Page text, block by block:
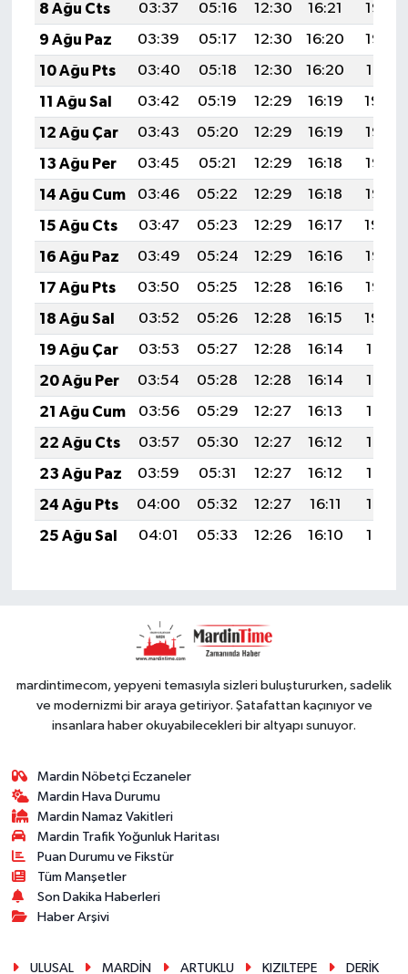
8 Ağu Cts
03:37 05:16 12:30 16:21
19:33
9 Ağu Paz
03:39 05:17 12:30 16:20
19:32
10 Ağu Pts
03:40 05:18 12:30 16:20
19:31
11 Ağu Sal
03:42 05:19 12:29 16:19
19:30
12 Ağu Çar
03:43 05:20 12:29 16:19
19:28
13 Ağu Per
03:45 05:21 12:29 16:18
19:27
14 Ağu Cum
03:46 05:22 12:29 16:18
19:26
15 Ağu Cts
03:47 05:23 12:29 16:17
19:24
16 Ağu Paz
03:49 05:24 12:29 16:16
19:23
17 Ağu Pts
03:50 05:25 12:28 16:16
19:22
18 Ağu Sal
03:52 05:26 12:28 16:15
19:20
19 Ağu Çar
03:53 05:27 12:28 16:14
19:19
20 Ağu Per
03:54 05:28 12:28 16:14
19:18
21 Ağu Cum
03:56 05:29 12:27 16:13
19:16
22 Ağu Cts
03:57 05:30 12:27 16:12
19:15
23 Ağu Paz
03:59 05:31 12:27 16:12
19:13
24 Ağu Pts
04:00 05:32 12:27 16:11
19:12
25 Ağu Sal
04:01 05:33 12:26 16:10 19:10
mardintimecom, yepyeni temasıyla sizleri buluştururken, sadelik
ve modernizmi bir araya getiriyor. Şatafattan kaçınıyor ve
insanlara haber okuyabilecekleri bir altyapı sunuyor.
Mardin Nöbetçi Eczaneler
Mardin Hava Durumu
Mardin Namaz Vakitleri
Mardin Trafik Yoğunluk Haritası
Puan Durumu ve Fikstür
Tüm Manşetler
Son Dakika Haberleri
Haber Arşivi
ULUSAL MARDİN ARTUKLU KIZILTEPE DERİK